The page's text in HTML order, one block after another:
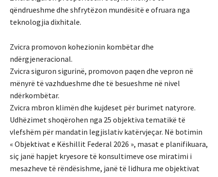
qëndrueshme dhe shfrytëzon mundësitë e ofruara nga
teknologjia dixhitale.
Zvicra promovon kohezionin kombëtar dhe
ndërgjeneracional.
Zvicra siguron sigurinë, promovon paqen dhe vepron në
mënyrë të vazhdueshme dhe të besueshme në nivel
ndërkombëtar.
Zvicra mbron klimën dhe kujdeset për burimet natyrore.
Udhëzimet shoqërohen nga 25 objektiva tematikë të
vlefshëm për mandatin legjislativ katërvjeçar. Në botimin
« Objektivat e Këshillit Federal 2026 », masat e planifikuara,
siç janë hapjet kryesore të konsultimeve ose miratimi i
mesazheve të rëndësishme, janë të lidhura me objektivat